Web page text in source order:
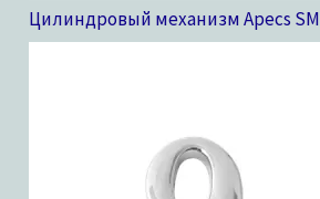
Цилиндровый механизм Apecs SM